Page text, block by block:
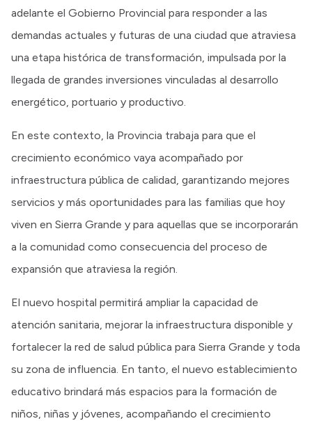
adelante el Gobierno Provincial para responder a las
demandas actuales y futuras de una ciudad que atraviesa
una etapa histórica de transformación, impulsada por la
llegada de grandes inversiones vinculadas al desarrollo
energético, portuario y productivo.
En este contexto, la Provincia trabaja para que el
crecimiento económico vaya acompañado por
infraestructura pública de calidad, garantizando mejores
servicios y más oportunidades para las familias que hoy
viven en Sierra Grande y para aquellas que se incorporarán
a la comunidad como consecuencia del proceso de
expansión que atraviesa la región.
El nuevo hospital permitirá ampliar la capacidad de
atención sanitaria, mejorar la infraestructura disponible y
fortalecer la red de salud pública para Sierra Grande y toda
su zona de influencia. En tanto, el nuevo establecimiento
educativo brindará más espacios para la formación de
niños, niñas y jóvenes, acompañando el crecimiento